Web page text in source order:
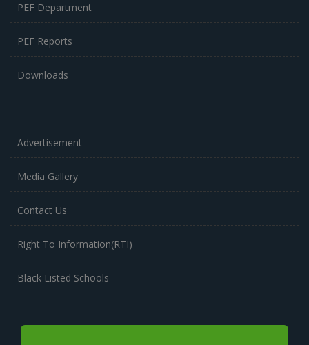
PEF Department
PEF Reports
Downloads
Advertisement
Media Gallery
Contact Us
Right To Information(RTI)
Black Listed Schools